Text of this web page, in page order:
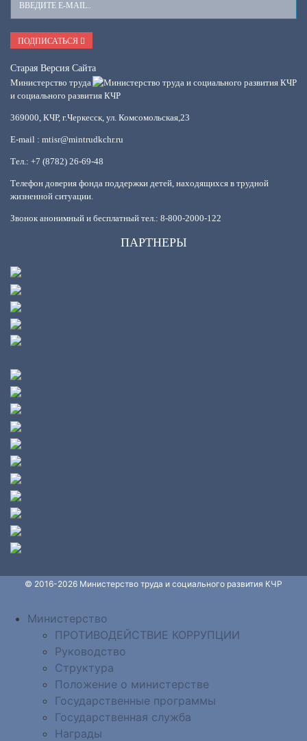
E-
Mail
ПОДПИСАТЬСЯ
Старая Версия Сайта
Министерство труда
и социального развития КЧР
369000, КЧР, г.Черкесск, ул. Комсомольская,23
E-mail : mtisr@mintrudkchr.ru
Тел.: +7 (8782) 26-69-48
Телефон доверия фонда поддержки детей, находящихся в трудной
жизненной ситуации.
Звонок анонимный и бесплатный тел.: 8-800-2000-122
ПАРТНЕРЫ
© 2016-2026 Министерство труда и социального развития КЧР
Министерство
ПРОТИВОДЕЙСТВИЕ КОРРУПЦИИ
Руководство
Структура
Положение о министерстве
Государственные программы
Государственная служба
Награды